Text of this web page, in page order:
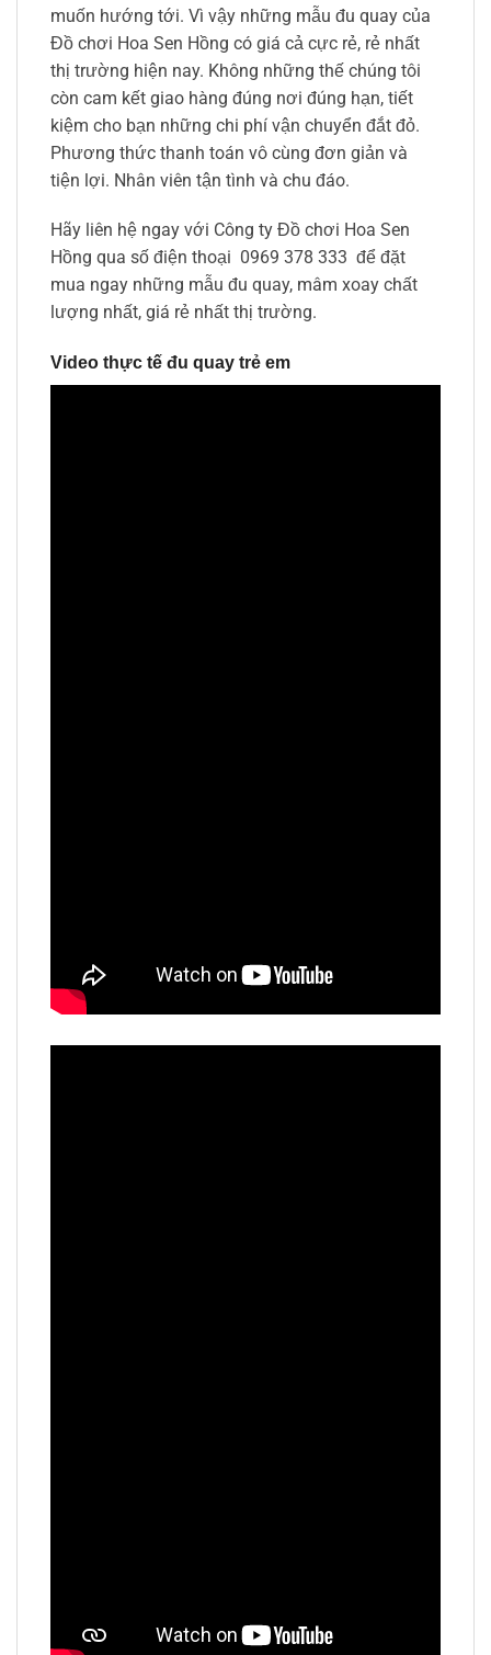
muốn hướng tới. Vì vậy những mẫu đu quay của
Đồ chơi Hoa Sen Hồng có giá cả cực rẻ, rẻ nhất
thị trường hiện nay. Không những thế chúng tôi
còn cam kết giao hàng đúng nơi đúng hạn, tiết
kiệm cho bạn những chi phí vận chuyển đắt đỏ.
Phương thức thanh toán vô cùng đơn giản và
tiện lợi. Nhân viên tận tình và chu đáo.
Hãy liên hệ ngay với Công ty Đồ chơi Hoa Sen
Hồng qua số điện thoại 0969 378 333 để đặt
mua ngay những mẫu đu quay, mâm xoay chất
lượng nhất, giá rẻ nhất thị trường.
Video thực tế đu quay trẻ em